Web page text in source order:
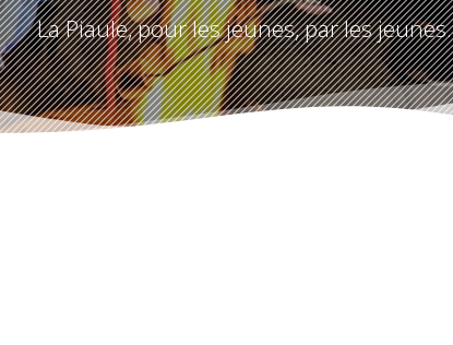
La Piaule, pour les jeunes, par les jeunes.